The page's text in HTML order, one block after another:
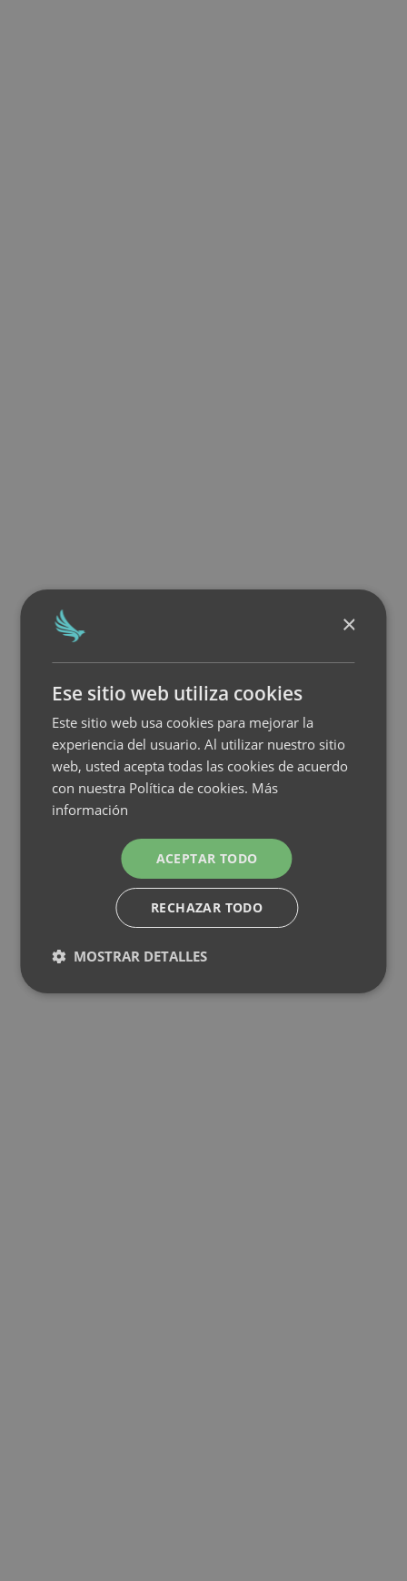
×
Ese sitio web utiliza cookies
Este sitio web usa cookies para mejorar la
experiencia del usuario. Al utilizar nuestro sitio
web, usted acepta todas las cookies de acuerdo
con nuestra Política de cookies. Más
información
ACEPTAR TODO
RECHAZAR TODO
MOSTRAR DETALLES